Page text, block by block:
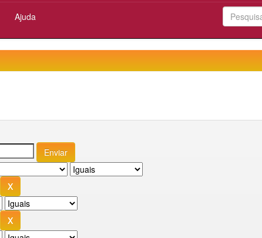
Ajuda